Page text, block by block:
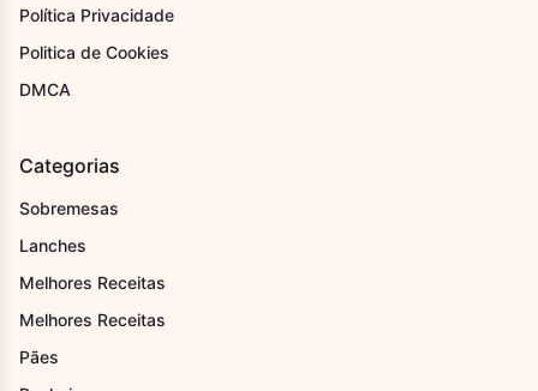
Política Privacidade
Politica de Cookies
DMCA
Categorias
Sobremesas
Lanches
Melhores Receitas
Melhores Receitas
Pães